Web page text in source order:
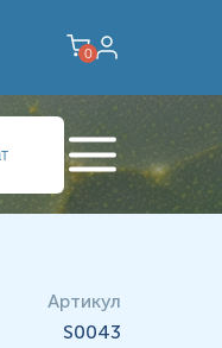
0
Артикул
S0043